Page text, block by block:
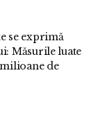
se exprimă
Măsurile luate
de